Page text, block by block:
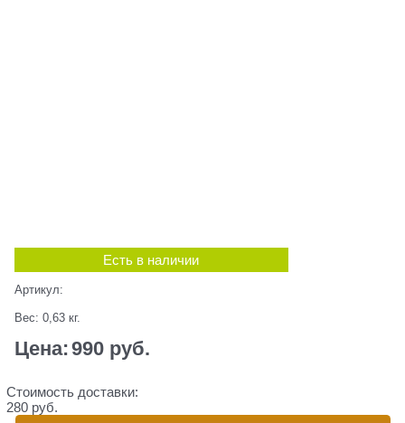
Есть в наличии
Артикул:
Вес: 0,63 кг.
Цена:990 руб.
Стоимость доставки:
280 руб.